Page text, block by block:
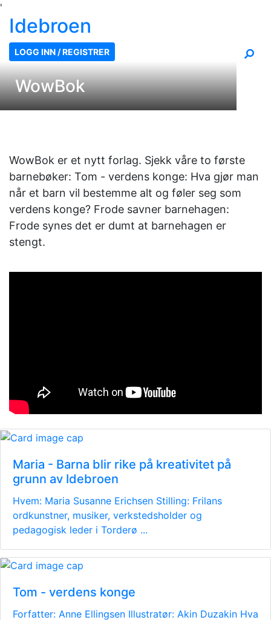
'
Idebroen
LOGG INN / REGISTRER
WowBok
WowBok er et nytt forlag. Sjekk våre to første
barnebøker: Tom - verdens konge: Hva gjør man
når et barn vil bestemme alt og føler seg som
verdens konge? Frode savner barnehagen:
Frode synes det er dumt at barnehagen er
stengt.
Maria - Barna blir rike på kreativitet på
grunn av Idebroen
Hvem: Maria Susanne Erichsen Stilling: Frilans
ordkunstner, musiker, verkstedsholder og
pedagogisk leder i Torderø ...
Tom - verdens konge
Forfatter: Anne Ellingsen Illustratør: Akin Duzakin Hva